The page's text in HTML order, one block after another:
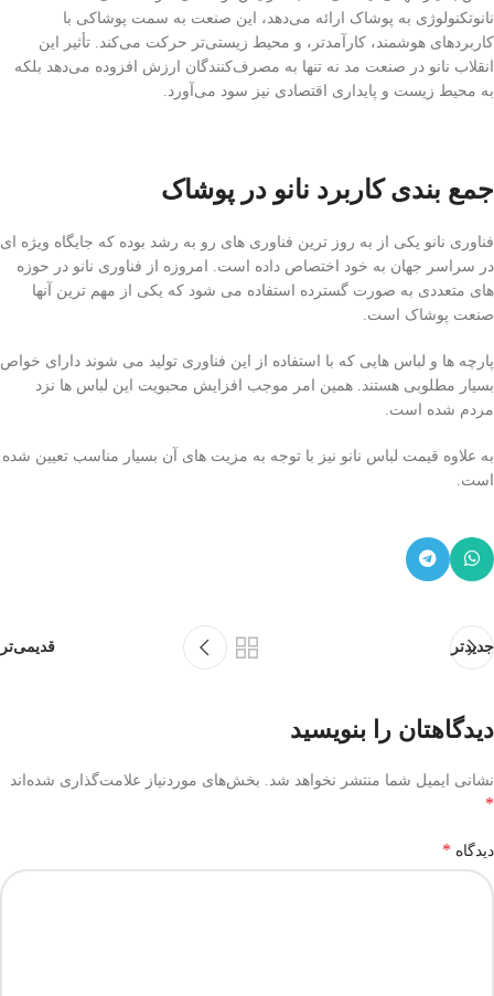
نانوتکنولوژی به پوشاک ارائه می‌دهد، این صنعت به سمت پوشاکی با
کاربردهای هوشمند، کارآمدتر، و محیط زیستی‌تر حرکت می‌کند. تأثیر این
انقلاب نانو در صنعت مد نه تنها به مصرف‌کنندگان ارزش افزوده می‌دهد بلکه
به محیط زیست و پایداری اقتصادی نیز سود می‌آورد.
جمع بندی کاربرد نانو در پوشاک
فناوری نانو یکی از به روز ترین فناوری های رو به رشد بوده که جایگاه ویژه ای
در سراسر جهان به خود اختصاص داده است. امروزه از فناوری نانو در حوزه
های متعددی به صورت گسترده استفاده می شود که یکی از مهم ترین آنها
صنعت پوشاک است.
پارچه ها و لباس هایی که با استفاده از این فناوری تولید می شوند دارای خواص
بسیار مطلوبی هستند. همین امر موجب افزایش محبویت این لباس ها نزد
مردم شده است.
به علاوه قیمت لباس نانو نیز با توجه به مزیت های آن بسیار مناسب تعیین شده
است.
جدیدتر قدیمی‌تر
دیدگاهتان را بنویسید
نشانی ایمیل شما منتشر نخواهد شد. بخش‌های موردنیاز علامت‌گذاری شده‌اند
*
دیدگاه *